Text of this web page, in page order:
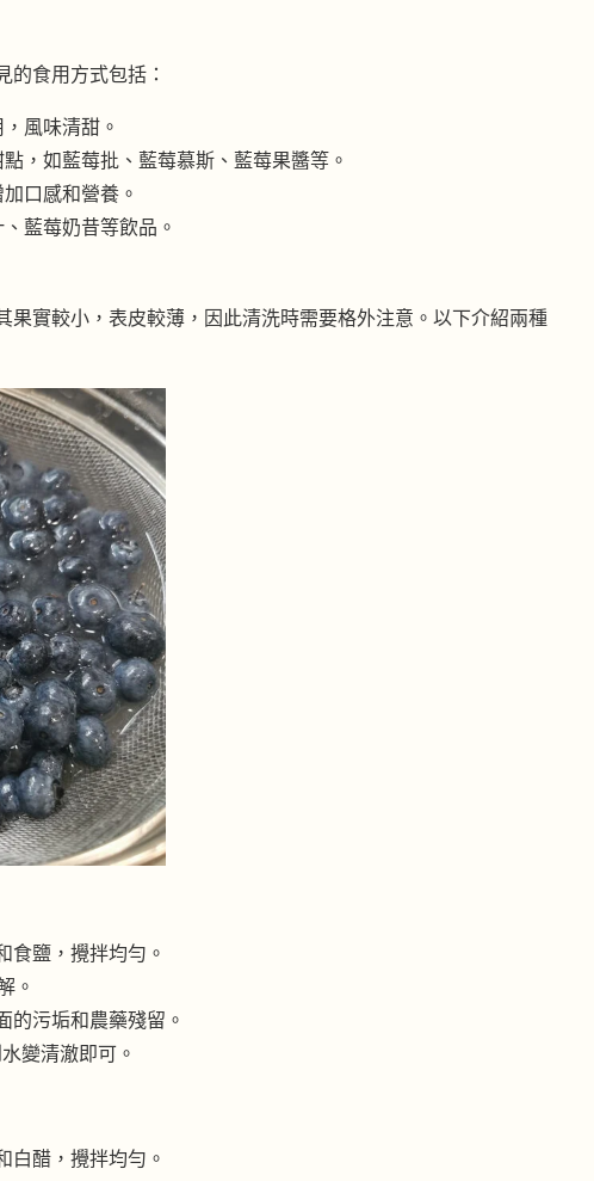
的食用方式包括：
風味清甜。
，如藍莓批、藍莓慕斯、藍莓果醬等。
口感和營養。
藍莓奶昔等飲品。
果實較小，表皮較薄，因此清洗時需要格外注意。以下介紹兩種
食鹽，攪拌均勻。
。
的污垢和農藥殘留。
變清澈即可。
白醋，攪拌均勻。